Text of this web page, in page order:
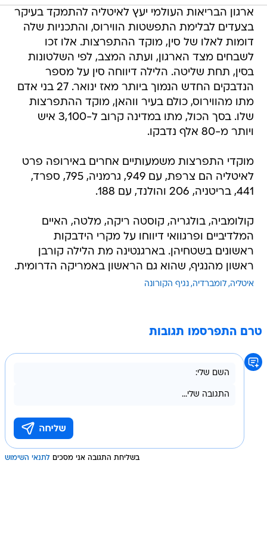
ארגון הבריאות העולמי יעץ לאיטליה להתמקד בעיקר
בצעדים לבלימת התפשטות הווירוס, והתכניות שלה
דומות לאלו של סין, מוקד ההתפרצות. אלו זכו
לשבחים מצד הארגון, ועתה המצב, לפי השלטונות
בסין, תחת שליטה. הלילה דיווחה סין על מספר
הנדבקים החדש הנמוך ביותר מאז ינואר. 27 בני אדם
מתו מהווירוס, כולם בעיר ווהאן, מוקד ההתפרצות
שלו. בסך הכול, מתו במדינה קרוב ל-3,100 איש
ויותר מ-80 אלף נדבקו.
מוקדי התפרצות משמעותיים אחרים באירופה פרט
לאיטליה הם צרפת, עם 949, גרמניה, 795, ספרד,
441, בריטניה, 206 והולנד, עם 188.
קולומביה, בולגריה, קוסטה ריקה, מלטה, האיים
המלדיביים ופרגוואי דיווחו על מקרי הידבקות
ראשונים בשטחיהן. בארגנטינה מת הלילה קורבן
ראשון מהנגיף, שהוא גם הראשון באמריקה הדרומית.
איטליה לומברדיה נגיף הקורונה
טרם התפרסמו תגובות
בשליחת התגובה אני מסכים לתנאי השימוש